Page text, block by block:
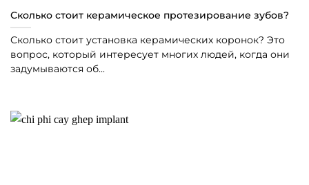
Сколько стоит керамическое протезирование зубов?
Сколько стоит установка керамических коронок? Это
вопрос, который интересует многих людей, когда они
задумываются об...